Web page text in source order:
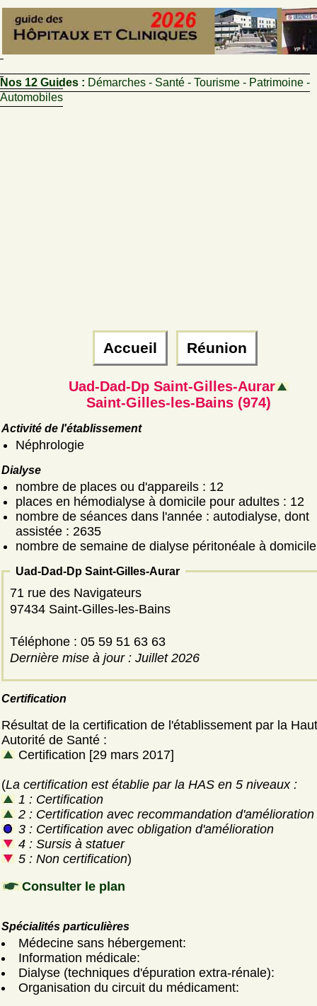
Nos 12 Guides : Démarches - Santé - Tourisme - Patrimoine -
Automobiles
Accueil Réunion
Uad-Dad-Dp Saint-Gilles-Aurar
Saint-Gilles-les-Bains (974)
Activité de l'établissement
Néphrologie
Dialyse
nombre de places ou d'appareils : 12
places en hémodialyse à domicile pour adultes : 12
nombre de séances dans l'année : autodialyse, dont
assistée : 2635
nombre de semaine de dialyse péritonéale à
Uad-Dad-Dp Saint-Gilles-Aurar
71 rue des Navigateurs
97434 Saint-Gilles-les-Bains
Téléphone : 05 59 51 63 63
Dernière mise à jour : Juillet 2026
Certification
Résultat de la certification de l'établissement par la
Autorité de Santé :
Certification [29 mars 2017]
(La certification est établie par la HAS en 5 niveaux :
1 : Certification
2 : Certification avec recommandation d'amélioration
3 : Certification avec obligation d'amélioration
4 : Sursis à statuer
5 : Non certification)
Consulter le plan
Spécialités particulières
Médecine sans hébergement:
Information médicale:
Dialyse (techniques d'épuration extra-rénale):
Organisation du circuit du médicament: